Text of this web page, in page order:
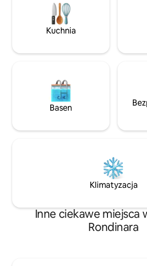
daleko na południe od wyspy. Niedaleko
szlaków dziedzictwa i miejsc, które
należy zobaczyć
Kuchnia
Basen
Klimatyzacja
Inne ciekawe miejsca
Rondinara